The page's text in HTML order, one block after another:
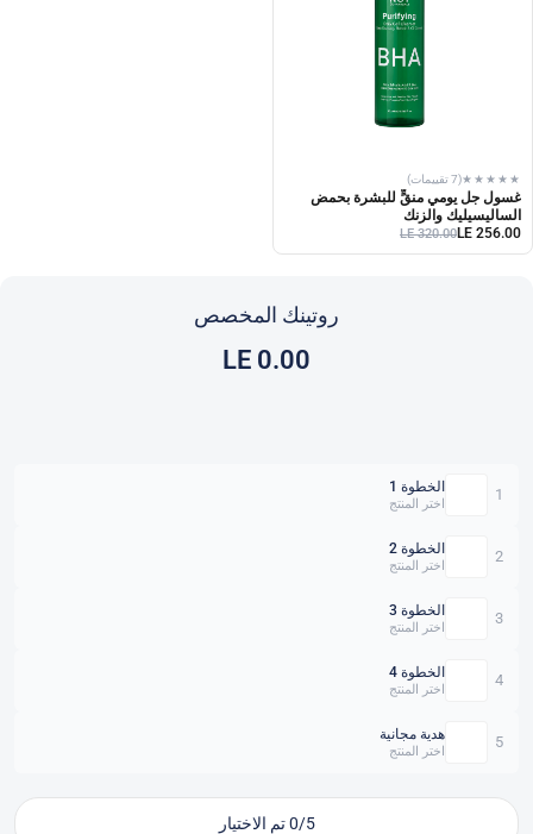
★★★★★(7 تقييمات)
غسول جل يومي منقٍّ للبشرة بحمض
الساليسيليك والزنك
LE 320.00LE 256.00
روتينك المخصص
LE 0.00
1 الخطوة 1
اختر المنتج
2 الخطوة 2
اختر المنتج
3 الخطوة 3
اختر المنتج
4 الخطوة 4
اختر المنتج
5 هدية مجانية
اختر المنتج
0/5 تم الاختيار